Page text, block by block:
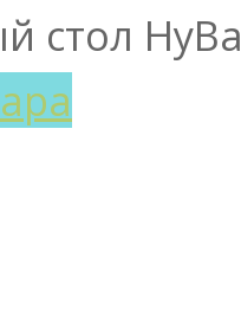
стол